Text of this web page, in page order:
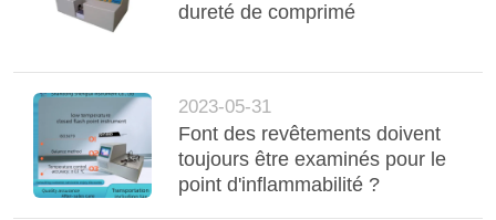
dureté de comprimé
2023-05-31
Font des revêtements doivent
toujours être examinés pour le
point d'inflammabilité ?